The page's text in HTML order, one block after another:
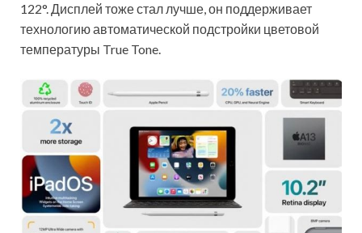
122°. Дисплей тоже стал лучше, он поддерживает
технологию автоматической подстройки цветовой
температуры True Tone.